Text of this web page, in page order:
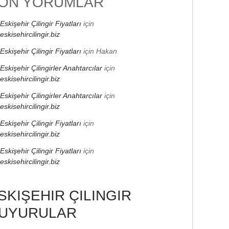
Eskişehir Çilingir Fiyatları için
eskisehircilingir.biz
Eskişehir Çilingir Fiyatları için Hakan
Eskişehir Çilingirler Anahtarcılar için
eskisehircilingir.biz
Eskişehir Çilingirler Anahtarcılar için
eskisehircilingir.biz
Eskişehir Çilingir Fiyatları için
eskisehircilingir.biz
Eskişehir Çilingir Fiyatları için
eskisehircilingir.biz
ÇILINGIR